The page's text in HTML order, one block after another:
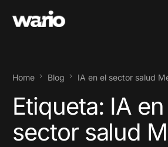
Home Blog IA en el sector salud
Etiqueta: IA
sector salud